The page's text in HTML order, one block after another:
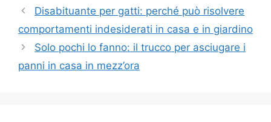
Disabituante per gatti: perché può risolvere
comportamenti indesiderati in casa e in giardino
Solo pochi lo fanno: il trucco per asciugare i
panni in casa in mezz’ora